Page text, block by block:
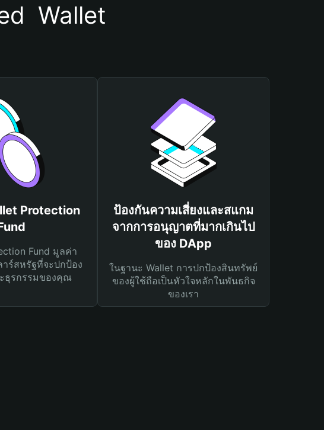
Wallet
Protection
Fund มูลค่า
ร์สหรัฐที่จะปกป้อง
ธุรกรรมของคุณ
ป้องกันความเสี่ยงและสแกม
จากการอนุญาตที่มากเกินไป
ของ DApp
ในฐานะ Wallet การปกป้องสินทรัพย์
ของผู้ใช้ถือเป็นหัวใจหลักในพันธกิจ
ของเรา